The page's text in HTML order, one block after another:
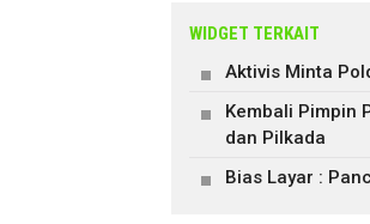
WIDGET TERKAIT
Aktivis Minta
Kembali Pimpin
dan Pilkada
Bias Layar :